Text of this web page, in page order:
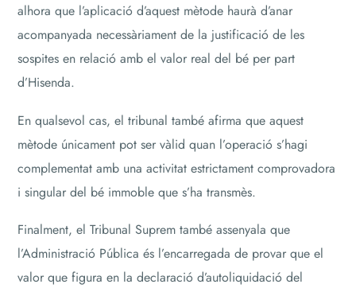
alhora que l’aplicació d’aquest mètode haurà d’anar
acompanyada necessàriament de la justificació de les
sospites en relació amb el valor real del bé per part
d’Hisenda.
En qualsevol cas, el tribunal també afirma que aquest
mètode únicament pot ser vàlid quan l’operació s’hagi
complementat amb una activitat estrictament comprovadora
i singular del bé immoble que s’ha transmès.
Finalment, el Tribunal Suprem també assenyala que
l’Administració Pública és l’encarregada de provar que el
valor que figura en la declaració d’autoliquidació del